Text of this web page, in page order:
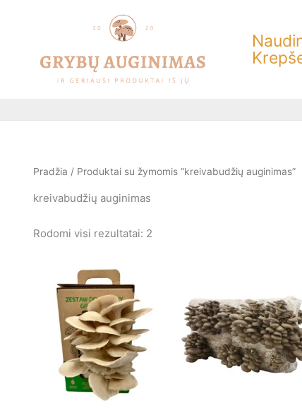
Pradžia / Produktai su žymomis “kreivabudžių auginimas”
kreivabudžių auginimas
Rodomi visi rezultatai: 2
populiarumą